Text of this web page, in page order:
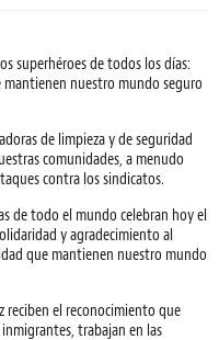
superhéroes de todos los días:
mantienen nuestro mundo seguro
de limpieza y de seguridad
comunidades, a menudo
contra los sindicatos.
de todo el mundo celebran hoy el
y agradecimiento al
que mantienen nuestro mundo
reciben el reconocimiento que
trabajan en las